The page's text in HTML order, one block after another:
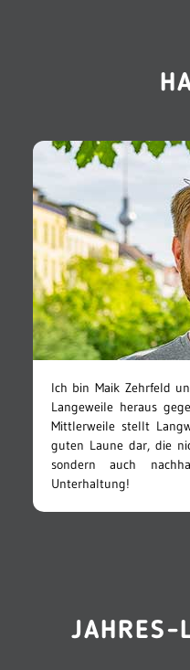
Ich bin Maik Zehrfeld
Langeweile heraus
Mittlerweile stellt
guten Laune dar, die
sondern auch
Unterhaltung!
JAHRES-